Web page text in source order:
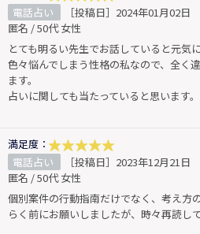
電話占い
［投稿日］2024年01月02日
匿名 / 50代 女性
とても明るい先生でお話していると元気
色々悩んでしまう性格の私なので、全く
ます。
占いに関しても当たっていると思います。
満足度：
電話占い
［投稿日］2023年12月21日
匿名 / 50代 女性
個別案件の行動指南だけでなく、考え方
らく前にお願いしましたが、時々再読して